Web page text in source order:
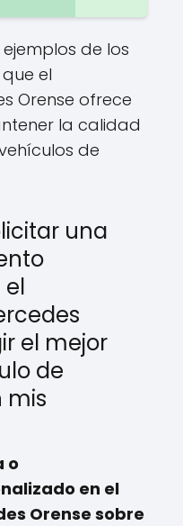
de los
el
Orense ofrece
la calidad
de
una
el
el mejor
de
mis
o
en el
Orense sobre